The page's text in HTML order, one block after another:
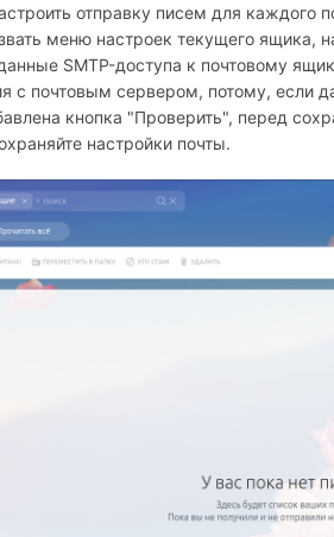
отправку писем для каждого
меню настроек текущего ящика,
SMTP-доступа к почтовому
с почтовым сервером, потому, если
кнопка "Проверить", перед
настройки почты.